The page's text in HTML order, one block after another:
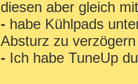
diesen aber gleich
- habe Kühlpads
Absturz zu
- Ich habe TuneUp